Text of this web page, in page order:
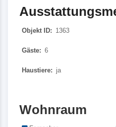
Objekt ID: 1363
Gäste: 6
Haustiere: ja
Wohnraum